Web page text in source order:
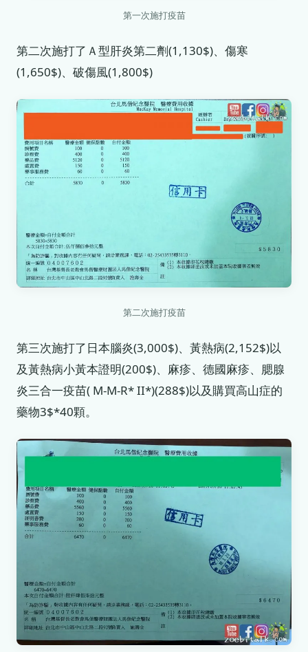
第一次施打疫苗
第二次施打了Ａ型肝炎第二劑(1,130$)、傷寒
(1,650$)、破傷風(1,800$)
第二次施打疫苗
第三次施打了日本腦炎(3,000$)、黃熱病(2,152$)以
及黃熱病小黃本證明(200$)、麻疹、德國麻疹、腮腺
炎三合一疫苗( M-M-R* II*)(288$)以及購買高山症的
藥物3$*40顆。